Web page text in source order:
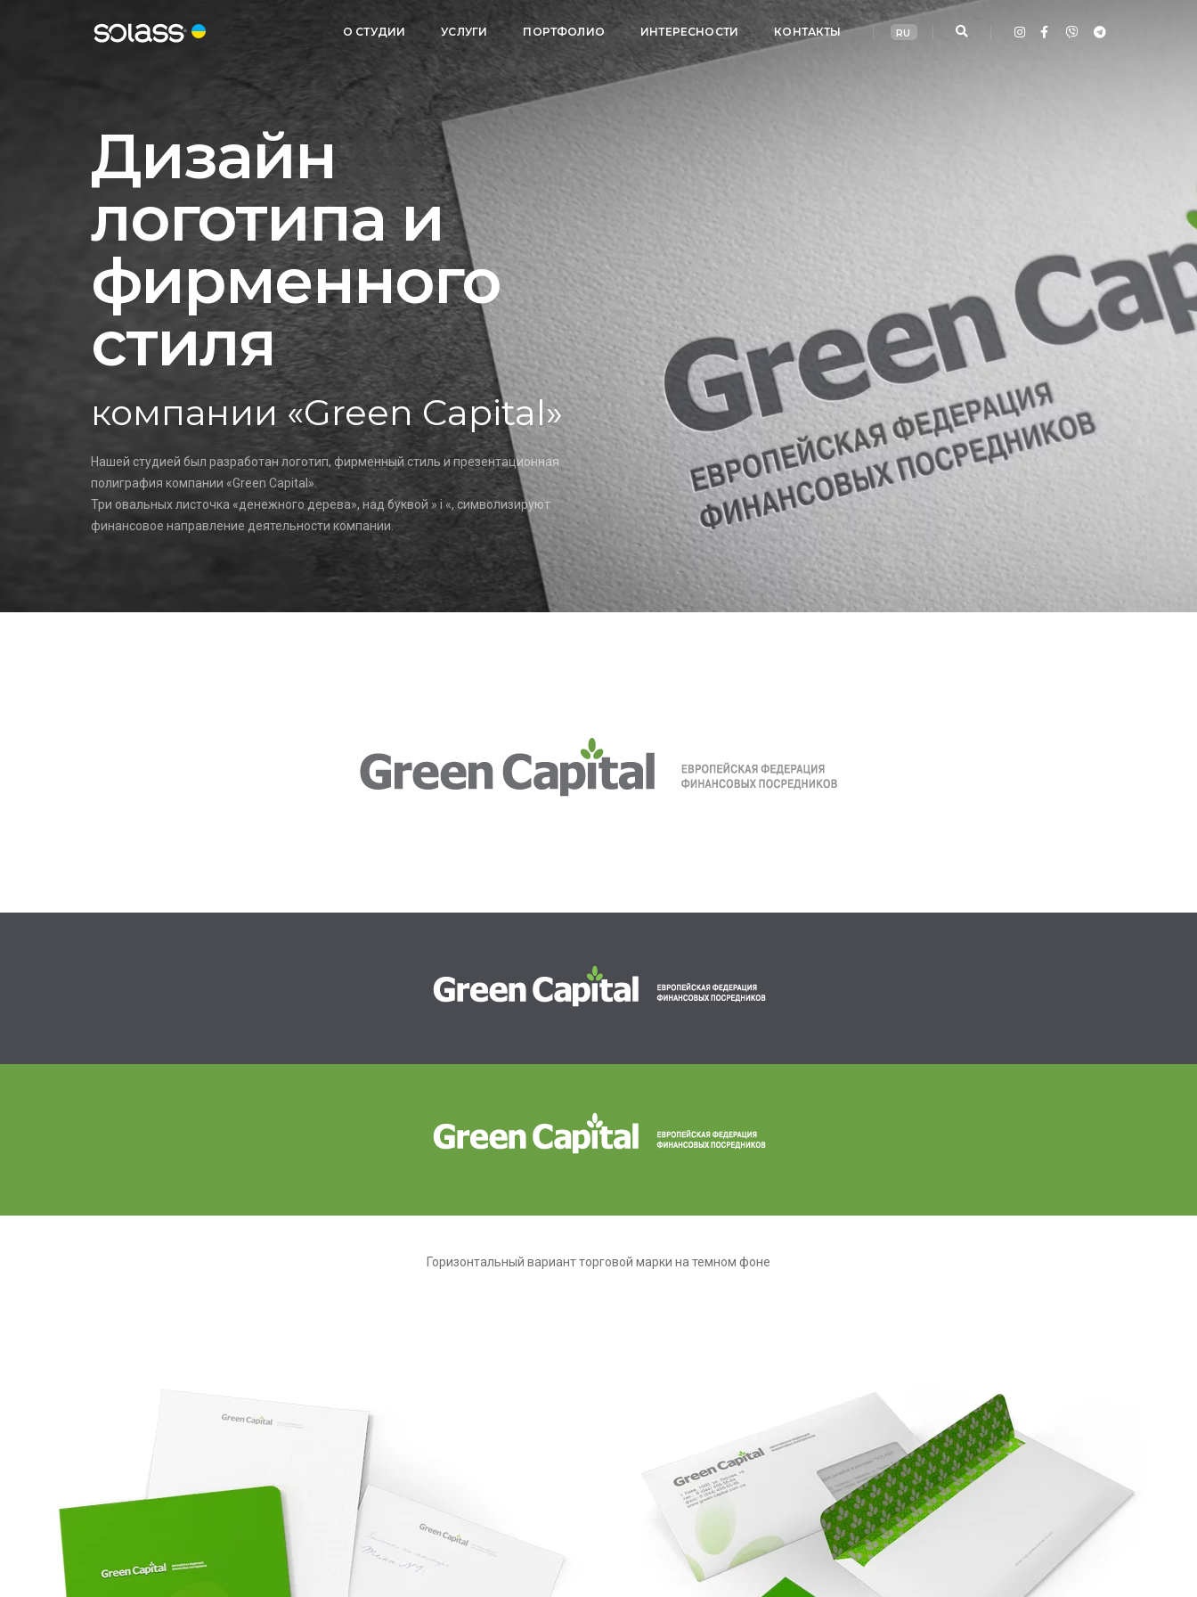
О СТУДИИ УСЛУГИ ПОРТФОЛИО ИНТЕРЕСНОСТИ КОНТАКТЫ RU
Дизайн
логотипа и
фирменного
стиля
компании «Green Capital»
Нашей студией был разработан логотип, фирменный стиль и презентационная
полиграфия компании «Green Capital».
Три овальных листочка «денежного дерева», над буквой » і «, символизируют
финансовое направление деятельности компании.
Горизонтальный вариант торговой марки на темном фоне